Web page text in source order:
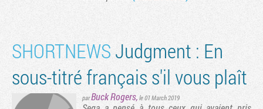
SHORTNEWS Judgment : En
sous-titré français s'il vous plaît
parBuck Rogers, le 01 March 2019